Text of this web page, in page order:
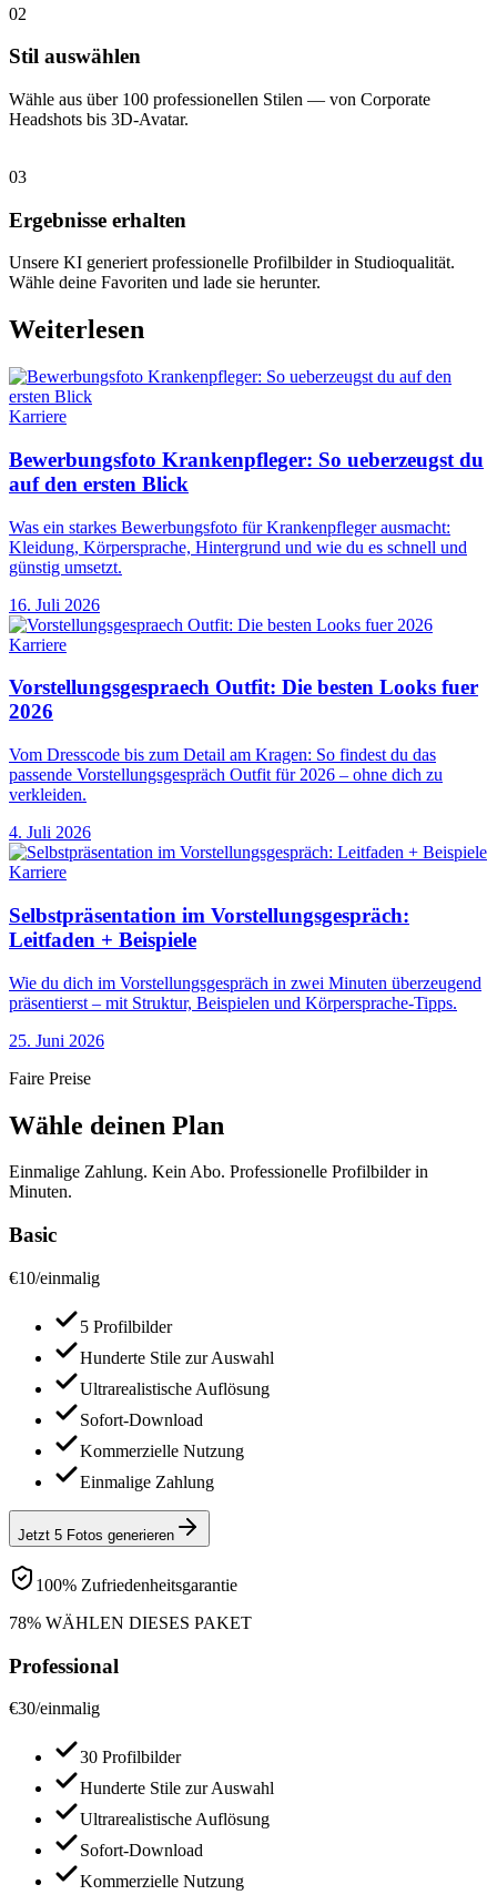
02
Stil auswählen
Wähle aus über 100 professionellen Stilen — von Corporate
Headshots bis 3D-Avatar.
03
Ergebnisse erhalten
Unsere KI generiert professionelle Profilbilder in Studioqualität.
Wähle deine Favoriten und lade sie herunter.
Weiterlesen
Karriere
Bewerbungsfoto Krankenpfleger: So ueberzeugst du
auf den ersten Blick
Was ein starkes Bewerbungsfoto für Krankenpfleger ausmacht:
Kleidung, Körpersprache, Hintergrund und wie du es schnell und
günstig umsetzt.
16. Juli 2026
Karriere
Vorstellungsgespraech Outfit: Die besten Looks fuer
2026
Vom Dresscode bis zum Detail am Kragen: So findest du das
passende Vorstellungsgespräch Outfit für 2026 – ohne dich zu
verkleiden.
4. Juli 2026
Karriere
Selbstpräsentation im Vorstellungsgespräch:
Leitfaden + Beispiele
Wie du dich im Vorstellungsgespräch in zwei Minuten überzeugend
präsentierst – mit Struktur, Beispielen und Körpersprache-Tipps.
25. Juni 2026
Faire Preise
Wähle deinen Plan
Einmalige Zahlung. Kein Abo. Professionelle Profilbilder in
Minuten.
Basic
€10/einmalig
5 Profilbilder
Hunderte Stile zur Auswahl
Ultrarealistische Auflösung
Sofort-Download
Kommerzielle Nutzung
Einmalige Zahlung
Jetzt 5 Fotos generieren
100% Zufriedenheitsgarantie
78% WÄHLEN DIESES PAKET
Professional
€30/einmalig
30 Profilbilder
Hunderte Stile zur Auswahl
Ultrarealistische Auflösung
Sofort-Download
Kommerzielle Nutzung